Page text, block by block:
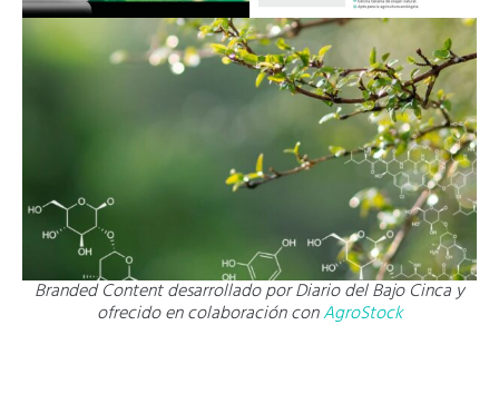
Branded Content desarrollado por Diario del Bajo Cinca y
ofrecido en colaboración conAgroStock